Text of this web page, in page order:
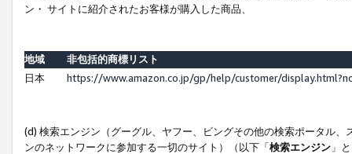
ン・ サイトに紹介されたお客様が購入した商品、
地域
非包括的商標リスト
日本
https://www.amazon.co.jp/gp/help/customer/
(d) 検索エンジン（グーグル、ヤフー、ビングその他の検索ポータル
ンのネットワークに参加する一切のサイト）（以下「検索エンジン 」